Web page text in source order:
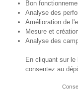
Bon
Analyse des
Amélioration de
Mesure et
Analyse des
En cliquant sur le
consentez au